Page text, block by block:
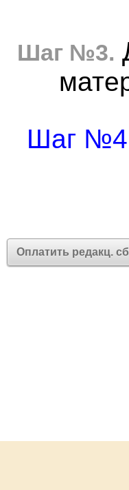
Шаг №3.
Шаг
Оплатить редакц.